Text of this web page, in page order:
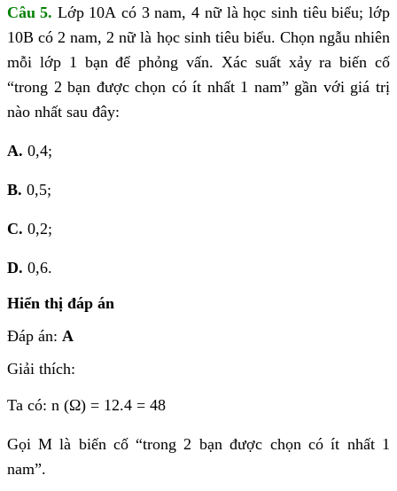
Câu 5. Lớp 10A có 3 nam, 4 nữ là học sinh tiêu biểu; lớp
10B có 2 nam, 2 nữ là học sinh tiêu biểu. Chọn ngẫu nhiên
mỗi lớp 1 bạn để phỏng vấn. Xác suất xảy ra biến cố
“trong 2 bạn được chọn có ít nhất 1 nam” gần với giá trị
nào nhất sau đây:
A. 0,4;
B. 0,5;
C. 0,2;
D. 0,6.
Hiển thị đáp án
Đáp án: A
Giải thích:
Ta có: n (Ω) = 12.4 = 48
Gọi M là biến cố “trong 2 bạn được chọn có ít nhất 1
nam”.